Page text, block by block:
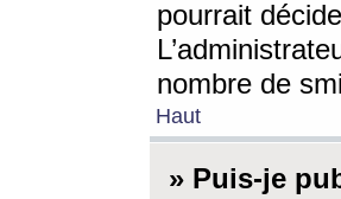
pourrait
nombre de
Haut
» Puis-je